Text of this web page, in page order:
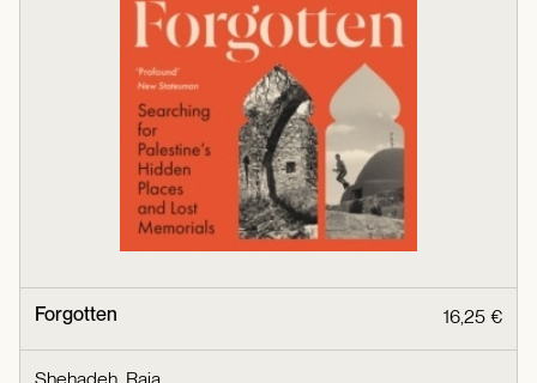
Forgotten 16,25 €